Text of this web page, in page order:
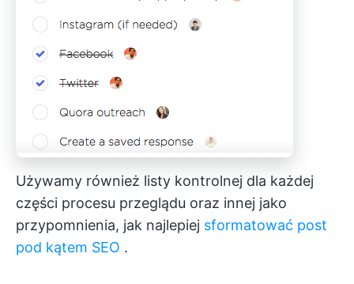
Używamy również listy kontrolnej dla każdej
części procesu przeglądu oraz innej jako
przypomnienia, jak najlepiej sformatować post
pod kątem SEO .